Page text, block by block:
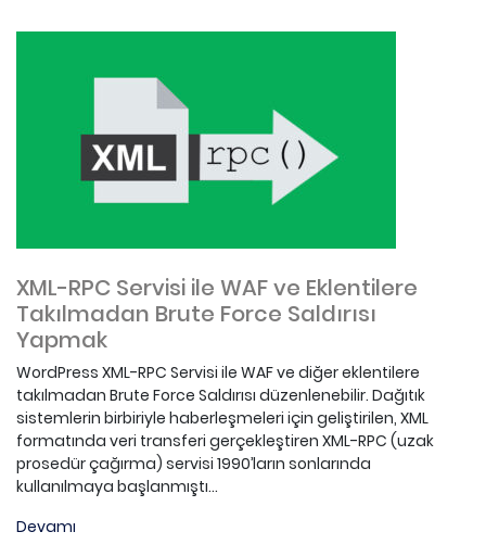
XML-RPC Servisi ile WAF ve Eklentilere
Takılmadan Brute Force Saldırısı
Yapmak
WordPress XML-RPC Servisi ile WAF ve diğer eklentilere
takılmadan Brute Force Saldırısı düzenlenebilir. Dağıtık
sistemlerin birbiriyle haberleşmeleri için geliştirilen, XML
formatında veri transferi gerçekleştiren XML-RPC (uzak
prosedür çağırma) servisi 1990’ların sonlarında
kullanılmaya başlanmıştı...
Devamı